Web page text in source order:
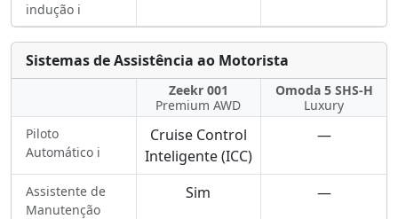
indução ℹ️
Sistemas de Assistência ao Motorista
Zeekr 001
Premium AWD
Omoda 5 SHS-H
Luxury
Piloto
Automático ℹ️
Cruise Control
Inteligente (ICC)
—
Assistente de
Manutenção
Sim —